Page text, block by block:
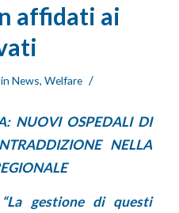
affidati ai
in News, Welfare /
NUOVI OSPEDALI DI
NELLA
gestione di questi